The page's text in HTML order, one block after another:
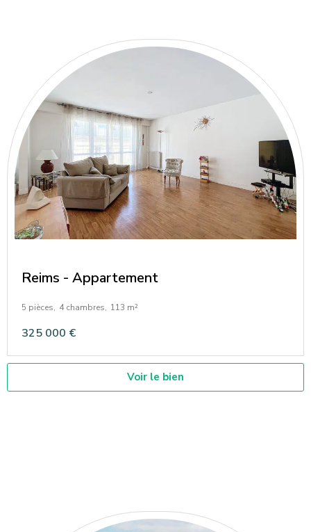
Reims - Appartement
5 pièces, 4 chambres, 113 m²
325 000 €
Voir le bien